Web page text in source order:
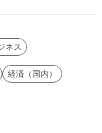
ネス
経済（国内）